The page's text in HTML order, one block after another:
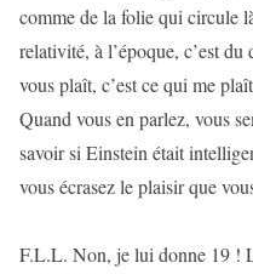
comme de la folie qui circule
relativité, à l’époque, c’est
vous plaît, c’est ce qui me
Quand vous en parlez, vous
savoir si Einstein était
vous écrasez le plaisir que
F.L.L. Non, je lui donne 19 !